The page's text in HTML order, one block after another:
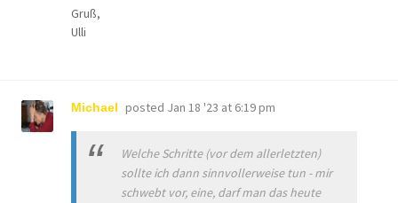
Gruß,
Ulli
Michael posted Jan 18 '23 at 6:19 pm
Welche Schritte (vor dem allerletzten)
sollte ich dann sinnvollerweise tun - mir
schwebt vor, eine, darf man das heute